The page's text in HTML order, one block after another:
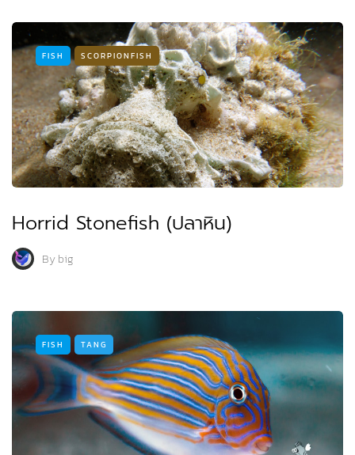
FISH SCORPIONFISH
Horrid Stonefish (ปลาหิน)
Bybig
FISH TANG